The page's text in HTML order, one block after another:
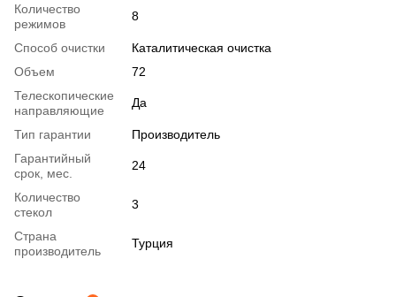
Количество
режимов
8
Способ очистки
Каталитическая очистка
Объем
72
Телескопические
направляющие
Да
Тип гарантии
Производитель
Гарантийный
срок, мес.
24
Количество
стекол
3
Страна
производитель
Турция